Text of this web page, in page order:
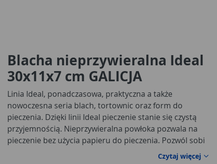
Blacha nieprzywieralna Ideal
30x11x7 cm GALICJA
Linia Ideal, ponadczasowa, praktyczna a także
nowoczesna seria blach, tortownic oraz form do
pieczenia. Dzięki linii Ideal pieczenie stanie się czystą
przyjemnością. Nieprzywieralna powłoka pozwala na
pieczenie bez użycia papieru do pieczenia. Pozwól sobi
Czytaj więcej